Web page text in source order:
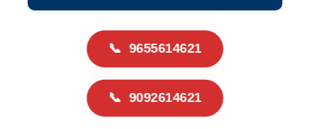
📞 9655614621
📞 9092614621